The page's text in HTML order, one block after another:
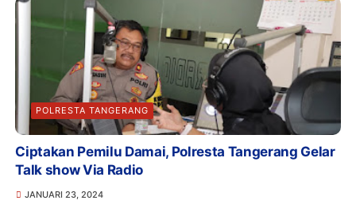
POLRESTA TANGERANG
Ciptakan Pemilu Damai, Polresta Tangerang Gelar
Talk show Via Radio
JANUARI 23, 2024